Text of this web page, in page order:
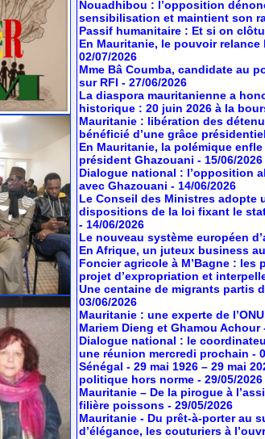
Nouadhibou : l’opposition
sensibilisation et maintient son
Passif humanitaire : Et si on
En Mauritanie, le pouvoir
02/07/2026
Mme Bâ Coumba, candidate au
sur RFI - 27/06/2026
La diaspora mauritanienne a
historique : 20 juin 2026 à la
Mauritanie : libération des
bénéficié d’une grâce
En Mauritanie, la polémique
président Ghazouani - 15/06/2026
Dialogue national : l’opposition
avec Ghazouani - 14/06/2026
Le Conseil des Ministres adopte
dispositions de la loi fixant le
- 14/06/2026
Le nouveau système européen
En Afrique, un juteux business
Foncier agricole à M’Bagne :
projet d’expropriation et
Une centaine de migrants partis
03/06/2026
Mauritanie : une experte de
Mariem Dieng et Ghamou Achour
Dialogue national : le
une réunion mercredi prochain -
Sénégal - 29 mai 1926 – 29 mai
politique hors norme - 29/05/2026
Mauritanie – De la pirogue à
filière poissons - 29/05/2026
Mauritanie - Du prêt-à-porter au
d’élégance, les couturiers à